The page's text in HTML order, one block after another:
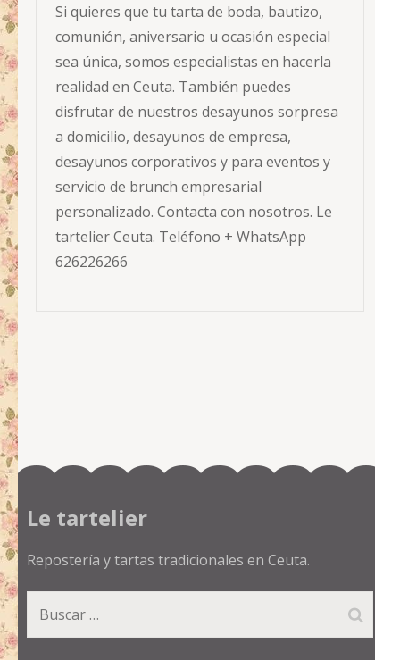
Si quieres que tu tarta de boda, bautizo,
comunión, aniversario u ocasión especial
sea única, somos especialistas en hacerla
realidad en Ceuta. También puedes
disfrutar de nuestros desayunos sorpresa
a domicilio, desayunos de empresa,
desayunos corporativos y para eventos y
servicio de brunch empresarial
personalizado. Contacta con nosotros. Le
tartelier Ceuta. Teléfono + WhatsApp
626226266
Le tartelier
Repostería y tartas tradicionales en Ceuta.
Buscar: